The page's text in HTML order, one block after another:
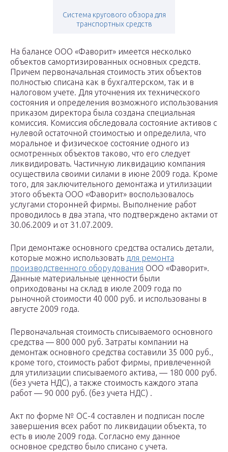
Система кругового обзора для
транспортных средств
На балансе ООО «Фаворит» имеется несколько
объектов самортизированных основных средств.
Причем первоначальная стоимость этих объектов
полностью списана как в бухгалтерском, так и в
налоговом учете. Для уточнения их технического
состояния и определения возможного использования
приказом директора была создана специальная
комиссия. Комиссия обследовала состояние активов с
нулевой остаточной стоимостью и определила, что
моральное и физическое состояние одного из
осмотренных объектов таково, что его следует
ликвидировать. Частичную ликвидацию компания
осуществила своими силами в июне 2009 года. Кроме
того, для заключительного демонтажа и утилизации
этого объекта ООО «Фаворит» воспользовалось
услугами сторонней фирмы. Выполнение работ
проводилось в два этапа, что подтверждено актами от
30.06.2009 и от 31.07.2009.
При демонтаже основного средства остались детали,
которые можно использовать для ремонта
производственного оборудования ООО «Фаворит».
Данные материальные ценности были
оприходованы на склад в июле 2009 года по
рыночной стоимости 40 000 руб. и использованы в
августе 2009 года.
Первоначальная стоимость списываемого основного
средства — 800 000 руб. Затраты компании на
демонтаж основного средства составили 35 000 руб.,
кроме того, стоимость работ фирмы, привлеченной
для утилизации списываемого актива, — 180 000 руб.
(без учета НДС), а также стоимость каждого этапа
работ — 90 000 руб. (без учета НДС) .
Акт по форме № ОС-4 составлен и подписан после
завершения всех работ по ликвидации объекта, то
есть в июле 2009 года. Согласно ему данное
основное средство было списано с учета.